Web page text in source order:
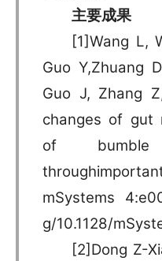
主要成果
[1]Wang L,
Guo Y,Zhuang
Guo J, Zhang
changes of gut
of
mSystems
g/10.1128/
[2]Dong Z-